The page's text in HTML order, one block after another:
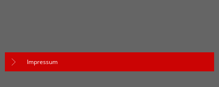
Impressum